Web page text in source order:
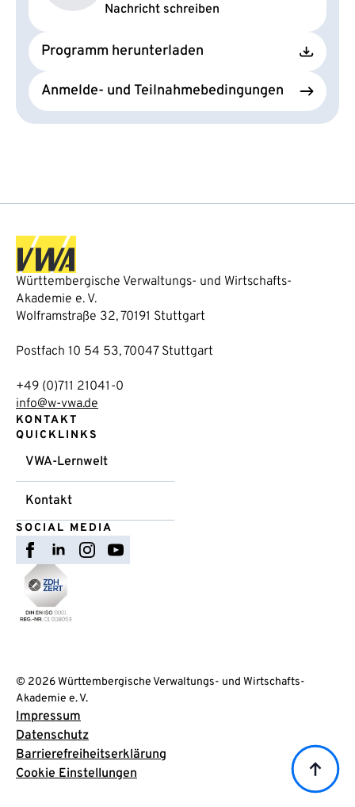
Nachricht schreiben
Programm herunterladen
Anmelde- und Teilnahmebedingungen
Württembergische Verwaltungs- und Wirtschafts-
Akademie e. V.
Wolframstraße 32, 70191 Stuttgart
Postfach 10 54 53, 70047 Stuttgart
+49 (0)711 21041-0
info@w-vwa.de
KONTAKT
QUICKLINKS
VWA-Lernwelt
Kontakt
SOCIAL MEDIA
© 2026 Württembergische Verwaltungs- und Wirtschafts-
Akademie e. V.
Impressum
Datenschutz
Barrierefreiheitserklärung
Cookie Einstellungen